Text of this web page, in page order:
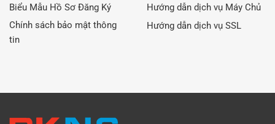
Biểu Mẫu Hồ Sơ Đăng Ký
Chính sách bảo mật thông
tin
Hướng dẫn dịch vụ Máy Chủ
Hướng dẫn dịch vụ SSL